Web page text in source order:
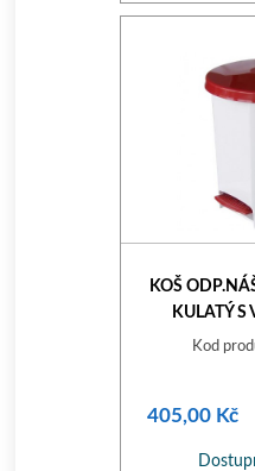
KOŠ
KULATÝ S
Kod
405,00 Kč